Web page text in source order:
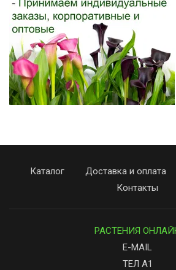
Каталог Доставка и оплата
Контакты
РАСТЕНИЯ
E-MAIL
ТЕЛ А1